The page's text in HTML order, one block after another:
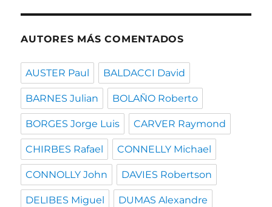
AUTORES MÁS COMENTADOS
AUSTER Paul BALDACCI David
BARNES Julian BOLAÑO Roberto
BORGES Jorge Luis CARVER Raymond
CHIRBES Rafael CONNELLY Michael
CONNOLLY John DAVIES Robertson
DELIBES Miguel DUMAS Alexandre